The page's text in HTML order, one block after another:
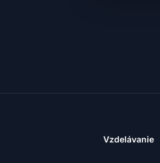
Vzdelávanie